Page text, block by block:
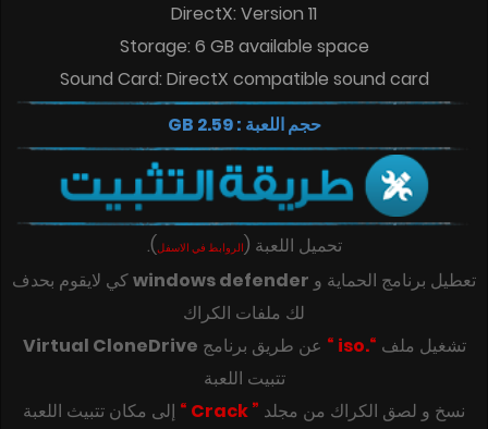
DirectX: Version 11
Storage: 6 GB available space
Sound Card: DirectX compatible sound card
حجم اللعبة : 2.59 GB
تحميل اللعبة (الروابط في الاسفل)
.
تعطيل برنامج الحماية و windows defenderكي لايقوم بحدف
لك ملفات الكراك
تشغيل ملف “.iso “ عن طريق برنامج Virtual CloneDrive
تتبيت اللعبة
‎‫نسخ و لصق الكراك من مجلد ” Crack “